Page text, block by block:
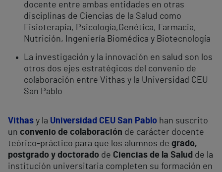
docente entre ambas entidades en otras
disciplinas de Ciencias de la Salud como
Fisioterapia, Psicología,Genética, Farmacia,
Nutrición, Ingeniería Biomédica y Biotecnología
La investigación y la innovación en salud son los
otros dos ejes estratégicos del convenio de
colaboración entre Vithas y la Universidad CEU
San Pablo
Vithas y la Universidad CEU San Pablo han suscrito
un convenio de colaboración de carácter docente
teórico-práctico para que los alumnos de grado,
postgrado y doctorado de Ciencias de la Salud de la
institución universitaria completen su formación en